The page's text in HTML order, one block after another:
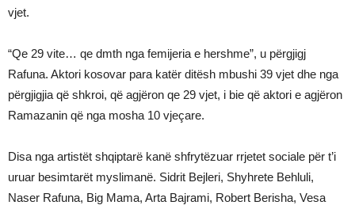
vjet.
“Qe 29 vite… qe dmth nga femijeria e hershme”, u përgjigj
Rafuna. Aktori kosovar para katër ditësh mbushi 39 vjet dhe nga
përgjigjia që shkroi, që agjëron qe 29 vjet, i bie që aktori e agjëron
Ramazanin që nga mosha 10 vjeçare.
Disa nga artistët shqiptarë kanë shfrytëzuar rrjetet sociale për t’i
uruar besimtarët myslimanë. Sidrit Bejleri, Shyhrete Behluli,
Naser Rafuna, Big Mama, Arta Bajrami, Robert Berisha, Vesa